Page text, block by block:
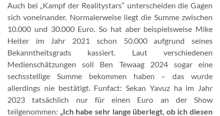
Auch bei „Kampf der Realitystars“ unterscheiden die Gagen
sich voneinander. Normalerweise liegt die Summe zwischen
10.000 und 30.000 Euro. So hat aber beispielsweise Mike
Heiter im Jahr 2021 schon 50.000 aufgrund seines
Bekanntheitsgrads kassiert. Laut verschiedenen
Medienschätzungen soll Ben Tewaag 2024 sogar eine
sechsstellige Summe bekommen haben – das wurde
allerdings nie bestätigt. Funfact: Sekan Yavuz ha im Jahr
2023 tatsächlich nur für einen Euro an der Show
teilgenommen: „Ich habe sehr lange überlegt, ob ich diesen